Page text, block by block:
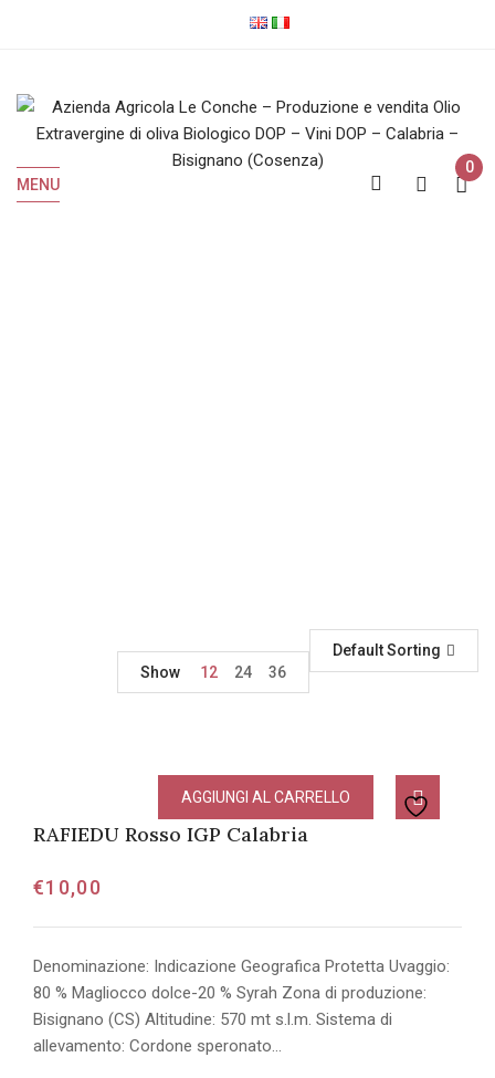
MENU
0
Default Sorting
Show
12 24 36
RAFIEDU Rosso IGP Calabria
€10,00
AGGIUNGI AL CARRELLO
Denominazione: Indicazione Geografica Protetta Uvaggio:
80 % Magliocco dolce-20 % Syrah Zona di produzione:
Bisignano (CS) Altitudine: 570 mt s.l.m. Sistema di
allevamento: Cordone speronato…